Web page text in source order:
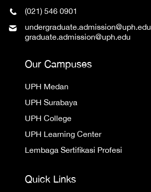
(021) 546 0901
undergraduate.admission@uph.edu
graduate.admission@uph.edu
Our Campuses
UPH Medan
UPH Surabaya
UPH College
UPH Learning Center
Lembaga Sertifikasi Profesi
Quick Links